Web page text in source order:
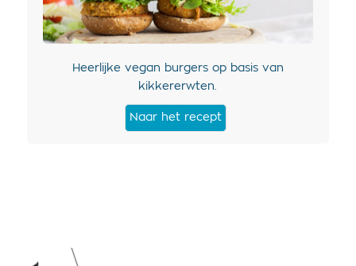
Heerlijke vegan burgers op basis van
kikkererwten.
Naar het recept